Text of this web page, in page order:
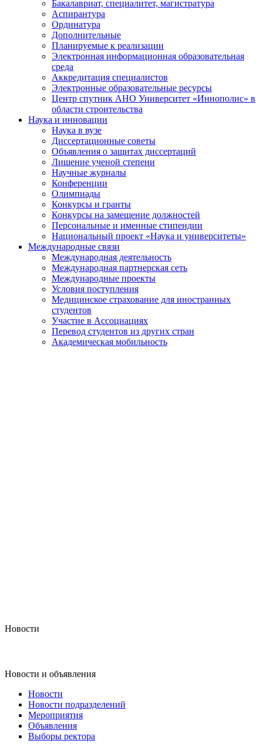
Бакалавриат, специалитет, магистратура
Аспирантура
Ординатура
Дополнительные
Планируемые к реализации
Электронная информационная образовательная
среда
Аккредитация специалистов
Электронные образовательные ресурсы
Центр спутник АНО Университет «Иннополис» в
области строительства
Наука и инновации
Наука в вузе
Диссертационные советы
Объявления о защитах диссертаций
Лишение ученой степени
Научные журналы
Конференции
Олимпиады
Конкурсы и гранты
Конкурсы на замещение должностей
Персональные и именные стипендии
Национальный проект «Наука и университеты»
Международные связи
Международная деятельность
Международная партнерская сеть
Международные проекты
Условия поступления
Медицинское страхование для иностранных
студентов
Участие в Ассоциациях
Перевод студентов из других стран
Академическая мобильность
Новости
Новости и объявления
Новости
Новости подразделений
Мероприятия
Объявления
Выборы ректора